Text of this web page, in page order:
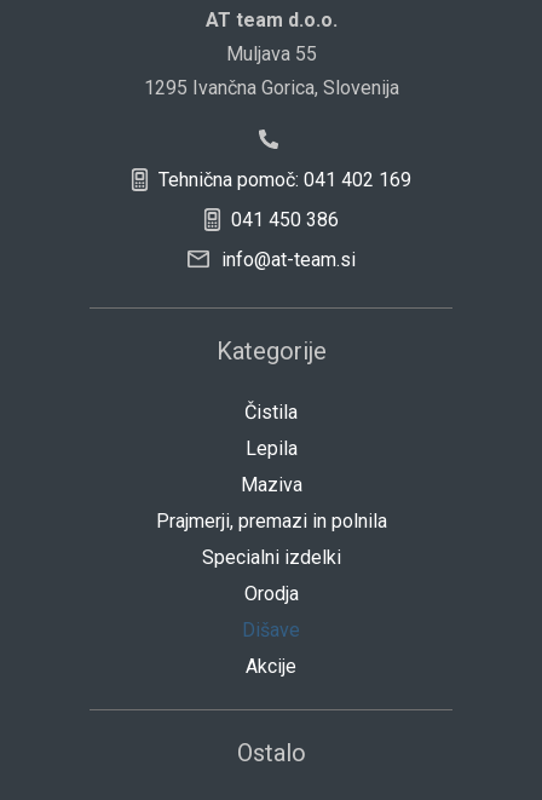
AT team d.o.o.
Muljava 55
1295 Ivančna Gorica, Slovenija
Tehnična pomoč: 041 402 169
041 450 386
info@at-team.si
Kategorije
Čistila
Lepila
Maziva
Prajmerji, premazi in polnila
Specialni izdelki
Orodja
Dišave
Akcije
Ostalo